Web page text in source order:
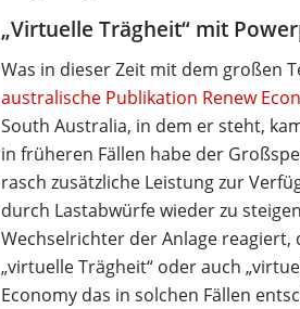
„Virtuelle Trägheit“ mit
Was in dieser Zeit mit dem großen
australische Publikation Renew
South Australia, in dem er steht,
in früheren Fällen habe der
rasch zusätzliche Leistung zur
durch Lastabwürfe wieder zu
Wechselrichter der Anlage reagiert,
„virtuelle Trägheit“ oder auch
Economy das in solchen Fällen